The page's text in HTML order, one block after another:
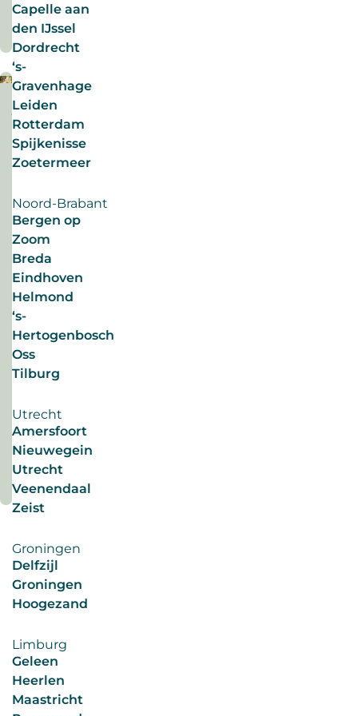
in
de
zomer.
Wat
is
waar
hierover?
De
mythe
de
zomertijd
sollicitatie
ontrafeld.
Lees
meer
juli
2026
duurzaam nieuws
werkweek
voor
duurzamere
inzet
Een
verkorte
driedaagse
werkweek,
lekker
vrij.
Voor
een
droom.
Wat
nou
als
deze
werkweek
structureel
de
norm
Steeds
meer
organisaties
experimenteren
#duurzamearbeidsmarkt
#werkprivébalans
#toekomstwerk
#korterwerken
Lees
meer
Capelle aan
den IJssel
Dordrecht
‘s-
Gravenhage
Leiden
Rotterdam
Spijkenisse
Zoetermeer
Noord-Brabant
Bergen op
Zoom
Breda
Eindhoven
Helmond
‘s-
Hertogenbosch
Oss
Tilburg
Utrecht
Amersfoort
Nieuwegein
Utrecht
Veenendaal
Zeist
Groningen
Delfzijl
Groningen
Hoogezand
Limburg
Geleen
Heerlen
Maastricht